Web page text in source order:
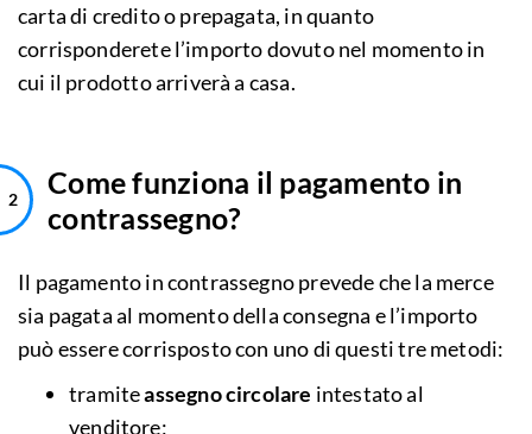
carta di credito o prepagata, in quanto
corrisponderete l’importo dovuto nel momento in
cui il prodotto arriverà a casa.
Come funziona il pagamento in
contrassegno?
Il pagamento in contrassegno prevede che la merce
sia pagata al momento della consegna e l’importo
può essere corrisposto con uno di questi tre metodi:
tramiteassegno circolare intestato al
venditore;